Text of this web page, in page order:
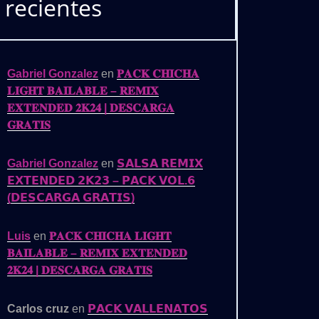
recientes
Gabriel Gonzalez en 𝐏𝐀𝐂𝐊 𝐂𝐇𝐈𝐂𝐇𝐀
𝐋𝐈𝐆𝐇𝐓 𝐁𝐀𝐈𝐋𝐀𝐁𝐋𝐄 – 𝐑𝐄𝐌𝐈𝐗
𝐄𝐗𝐓𝐄𝐍𝐃𝐄𝐃 𝟐𝐊𝟐𝟒 | 𝐃𝐄𝐒𝐂𝐀𝐑𝐆𝐀
𝐆𝐑𝐀𝐓𝐈𝐒
Gabriel Gonzalez en 𝗦𝗔𝗟𝗦𝗔 𝗥𝗘𝗠𝗜𝗫
𝗘𝗫𝗧𝗘𝗡𝗗𝗘𝗗 𝟮𝗞𝟮𝟯 – 𝗣𝗔𝗖𝗞 𝗩𝗢𝗟.𝟲
(𝗗𝗘𝗦𝗖𝗔𝗥𝗚𝗔 𝗚𝗥𝗔𝗧𝗜𝗦)
Luis en 𝐏𝐀𝐂𝐊 𝐂𝐇𝐈𝐂𝐇𝐀 𝐋𝐈𝐆𝐇𝐓
𝐁𝐀𝐈𝐋𝐀𝐁𝐋𝐄 – 𝐑𝐄𝐌𝐈𝐗 𝐄𝐗𝐓𝐄𝐍𝐃𝐄𝐃
𝟐𝐊𝟐𝟒 | 𝐃𝐄𝐒𝐂𝐀𝐑𝐆𝐀 𝐆𝐑𝐀𝐓𝐈𝐒
Carlos cruz en 𝗣𝗔𝗖𝗞 𝗩𝗔𝗟𝗟𝗘𝗡𝗔𝗧𝗢𝗦